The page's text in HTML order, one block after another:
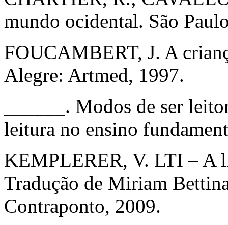
mundo ocidental. São
FOUCAMBERT, J. A
Alegre: Artmed, 1997.
______. Modos de ser
leitura no ensino
KEMPLERER, V. LTI – A
Tradução de Miriam
Contraponto, 2009.